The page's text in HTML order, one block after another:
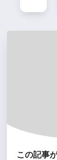
この記事